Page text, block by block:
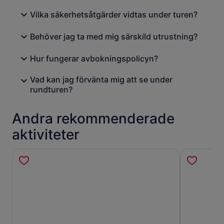
Vilka säkerhetsåtgärder vidtas under turen?
Behöver jag ta med mig särskild utrustning?
Hur fungerar avbokningspolicyn?
Vad kan jag förvänta mig att se under
rundturen?
Andra rekommenderade
aktiviteter